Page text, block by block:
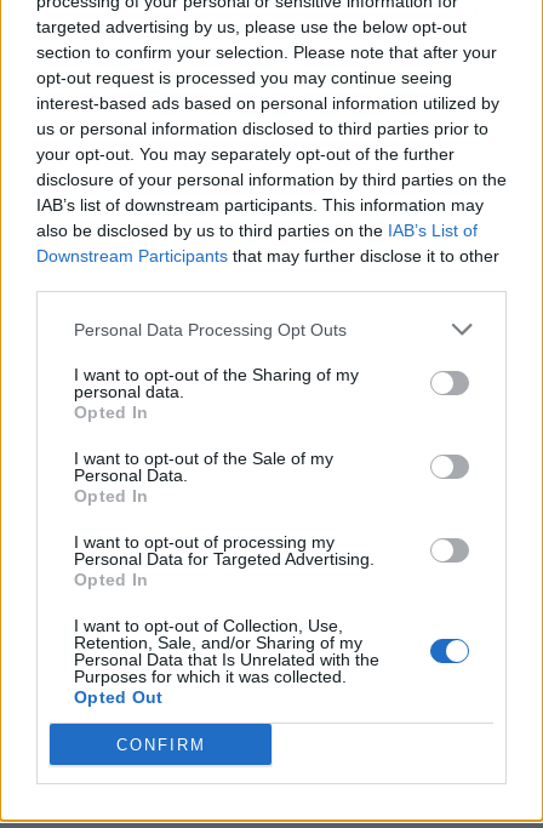
targeted advertising by us, please use the below opt-out
section to confirm your selection. Please note that after your
opt-out request is processed you may continue seeing
interest-based ads based on personal information utilized by
us or personal information disclosed to third parties prior to
your opt-out. You may separately opt-out of the further
disclosure of your personal information by third parties on the
IAB’s list of downstream participants. This information may
also be disclosed by us to third parties on the IAB’s List of
Downstream Participants that may further disclose it to other
Personal Data Processing Opt Outs
I want to opt-out of the Sharing of my
personal data.
Opted In
I want to opt-out of the Sale of my
Personal Data.
Opted In
I want to opt-out of processing my
Personal Data for Targeted Advertising.
Opted In
I want to opt-out of Collection, Use,
Retention, Sale, and/or Sharing of my
Personal Data that Is Unrelated with the
Purposes for which it was collected.
Opted Out
CONFIRM
una cicatriz, un lunar — pero el objetivo es el
mismo.
Publicidad